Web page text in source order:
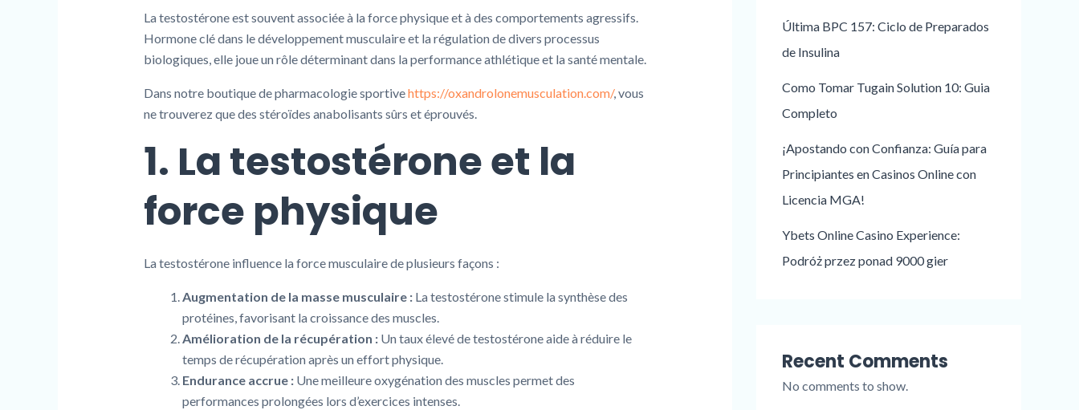
La testostérone est souvent associée à la force physique et à des comportements agressifs.
Hormone clé dans le développement musculaire et la régulation de divers processus
biologiques, elle joue un rôle déterminant dans la performance athlétique et la santé mentale.
Dans notre boutique de pharmacologie sportivehttps://oxandrolonemusculation.com/, vous
ne trouverez que des stéroïdes anabolisants sûrs et éprouvés.
1. La testostérone et la
force physique
La testostérone influence la force musculaire de plusieurs façons :
Augmentation de la masse musculaire :La testostérone stimule la synthèse des
protéines, favorisant la croissance des muscles.
Amélioration de la récupération :Un taux élevé de testostérone aide à réduire le
temps de récupération après un effort physique.
Endurance accrue :Une meilleure oxygénation des muscles permet des
performances prolongées lors d’exercices intenses.
Última BPC 157: Ciclo de Preparados
de Insulina
Como Tomar Tugain Solution 10: Guia
Completo
¡Apostando con Confianza: Guía para
Principiantes en Casinos Online con
Licencia MGA!
Ybets Online Casino Experience:
Podróż przez ponad 9000 gier
Recent Comments
No comments to show.